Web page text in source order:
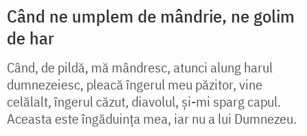
Când ne umplem de mândrie, ne golim
de har
Când, de pildă, mă mândresc, atunci alung harul
dumnezeiesc, pleacă îngerul meu păzitor, vine
celălalt, îngerul căzut, diavolul, și-mi sparg capul.
Aceasta este îngăduința mea, iar nu a lui Dumnezeu.